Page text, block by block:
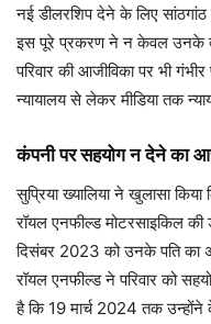
नई डीलरशिप देने के लिए
इस पूरे प्रकरण ने न केवल उनके
परिवार की आजीविका पर भी
न्यायालय से लेकर मीडिया तक
कंपनी पर सहयोग न देने का
सुप्रिया ख्यालिया ने खुलासा
रॉयल एनफील्ड मोटरसाइकिल की
दिसंबर 2023 को उनके पति का
रॉयल एनफील्ड ने परिवार को
है कि 19 मार्च 2024 तक उन्होंने